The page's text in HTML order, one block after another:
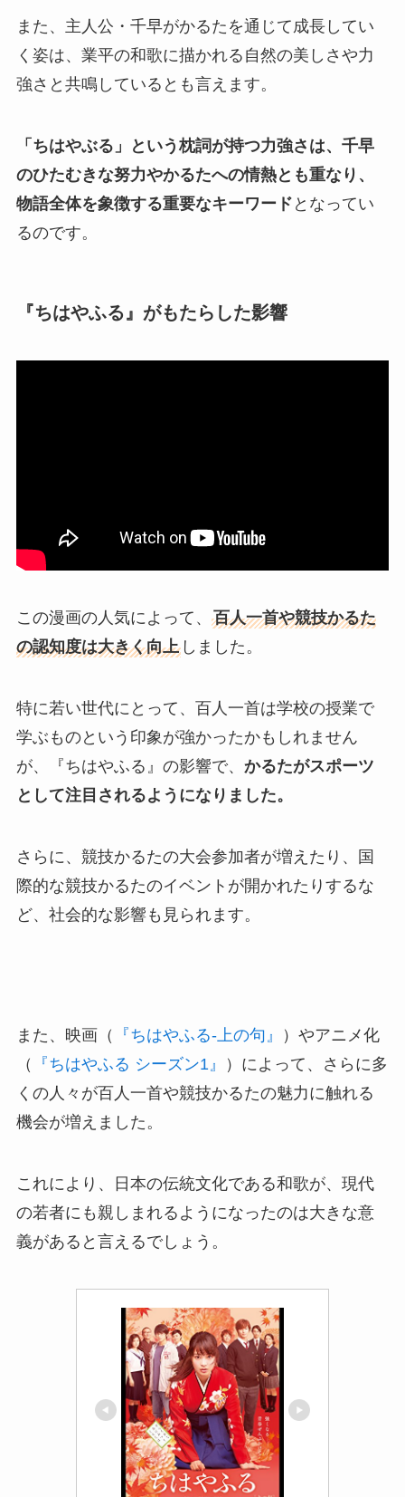
また、主人公・千早がかるたを通じて成長してい
く姿は、業平の和歌に描かれる自然の美しさや力
強さと共鳴しているとも言えます。
「ちはやぶる」という枕詞が持つ力強さは、千早
のひたむきな努力やかるたへの情熱とも重なり、
物語全体を象徴する重要なキーワード となってい
るのです。
『ちはやふる』がもたらした影響
この漫画の人気によって、 百人一首や競技かるた
の認知度は大きく向上しました。
特に若い世代にとって、百人一首は学校の授業で
学ぶものという印象が強かったかもしれません
が、『ちはやふる』の影響で、 かるたがスポーツ
として注目されるようになりました。
さらに、競技かるたの大会参加者が増えたり、国
際的な競技かるたのイベントが開かれたりするな
ど、社会的な影響も見られます。
また、映画（ 『ちはやふる-上の句』
）やアニメ化
（
『ちはやふる シーズン1』
）によって、さらに多
くの人々が百人一首や競技かるたの魅力に触れる
機会が増えました。
これにより、日本の伝統文化である和歌が、現代
の若者にも親しまれるようになったのは大きな意
義があると言えるでしょう。